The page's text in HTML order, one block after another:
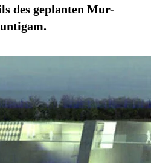
des geplanten Mur-